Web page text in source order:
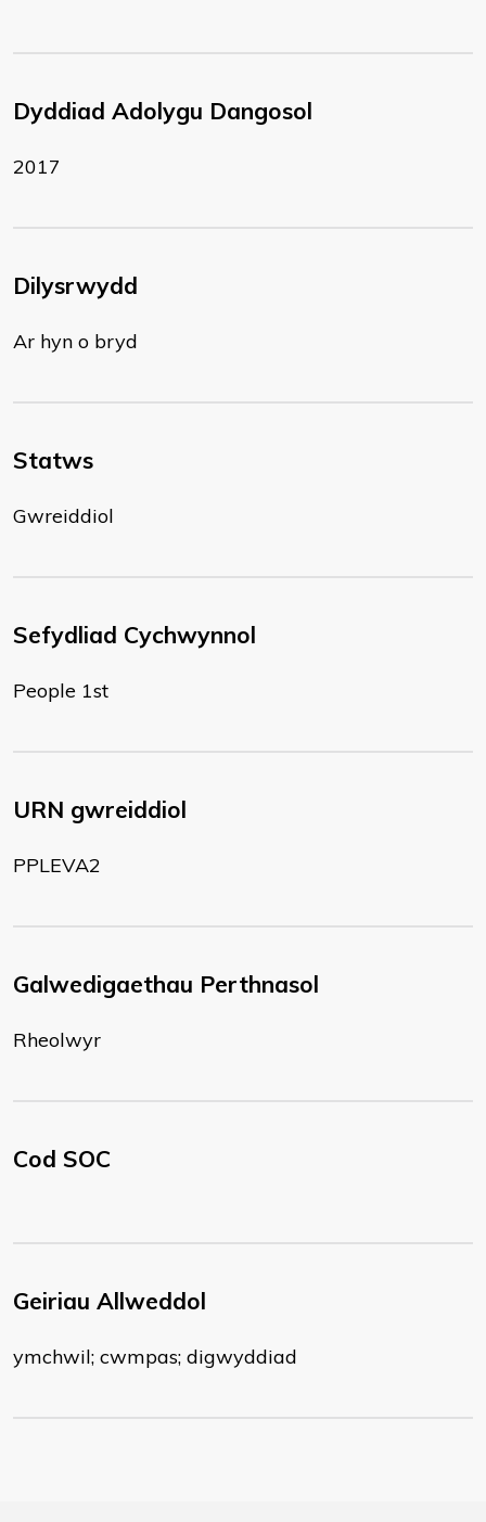
Dyddiad Adolygu Dangosol
2017
Dilysrwydd
Ar hyn o bryd
Statws
Gwreiddiol
Sefydliad Cychwynnol
People 1st
URN gwreiddiol
PPLEVA2
Galwedigaethau Perthnasol
Rheolwyr
Cod SOC
Geiriau Allweddol
ymchwil; cwmpas; digwyddiad